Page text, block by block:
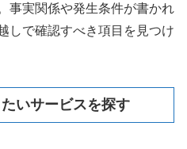
事実関係や発生条件が書かれ
しで確認すべき項目を見つけ
いサービスを探す